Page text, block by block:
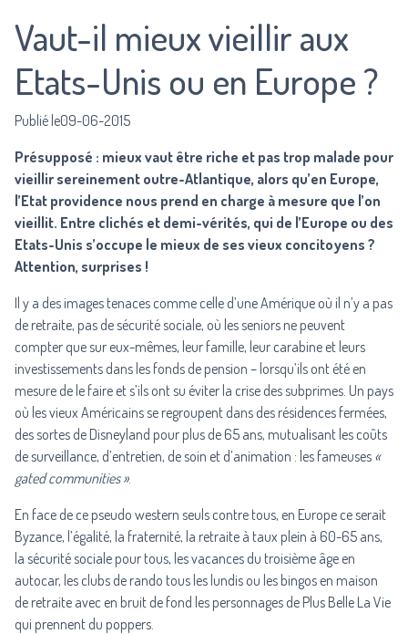
Vaut-il mieux vieillir aux
Etats-Unis ou en Europe ?
Publié le09-06-2015
Présupposé : mieux vaut être riche et pas trop malade pour
vieillir sereinement outre-Atlantique, alors qu’en Europe,
l’Etat providence nous prend en charge à mesure que l’on
vieillit. Entre clichés et demi-vérités, qui de l’Europe ou des
Etats-Unis s’occupe le mieux de ses vieux concitoyens ?
Attention, surprises !
Il y a des images tenaces comme celle d’une Amérique où il n’y a pas
de retraite, pas de sécurité sociale, où les seniors ne peuvent
compter que sur eux-mêmes, leur famille, leur carabine et leurs
investissements dans les fonds de pension – lorsqu’ils ont été en
mesure de le faire et s’ils ont su éviter la crise des subprimes. Un pays
où les vieux Américains se regroupent dans des résidences fermées,
des sortes de Disneyland pour plus de 65 ans, mutualisant les coûts
de surveillance, d’entretien, de soin et d’animation : les fameuses «
gated communities ».
En face de ce pseudo western seuls contre tous, en Europe ce serait
Byzance, l’égalité, la fraternité, la retraite à taux plein à 60-65 ans,
la sécurité sociale pour tous, les vacances du troisième âge en
autocar, les clubs de rando tous les lundis ou les bingos en maison
de retraite avec en bruit de fond les personnages de Plus Belle La Vie
qui prennent du poppers.